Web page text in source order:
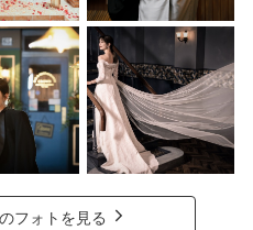
フォトを見る